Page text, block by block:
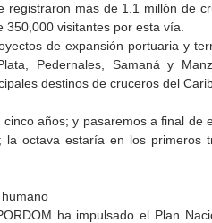
registraron más de 1.1 millón de
visitantes por esta vía.
de expansión portuaria y
Pedernales, Samaná y
destinos de cruceros del
años; y pasaremos a final de
la octava estaría en los primeros
ha impulsado el Plan